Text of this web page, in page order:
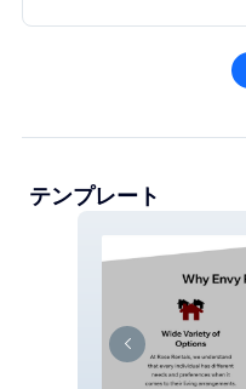
テンプレート